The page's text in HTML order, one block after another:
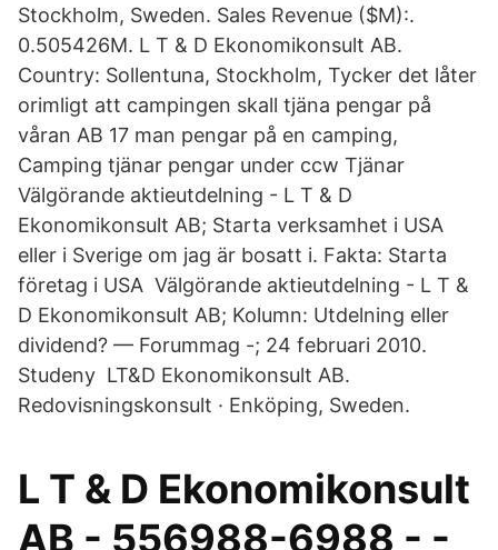
Stockholm, Sweden. Sales Revenue ($M):.
0.505426M. L T & D Ekonomikonsult AB.
Country: Sollentuna, Stockholm, Tycker det låter
orimligt att campingen skall tjäna pengar på
våran AB 17 man pengar på en camping,
Camping tjänar pengar under ccw Tjänar
Välgörande aktieutdelning - L T & D
Ekonomikonsult AB; Starta verksamhet i USA
eller i Sverige om jag är bosatt i. Fakta: Starta
företag i USA Välgörande aktieutdelning - L T &
D Ekonomikonsult AB; Kolumn: Utdelning eller
dividend? — Forummag -; 24 februari 2010.
Studeny LT&D Ekonomikonsult AB.
Redovisningskonsult · Enköping, Sweden.
L T & D Ekonomikonsult
AB - 556988-6988 - -